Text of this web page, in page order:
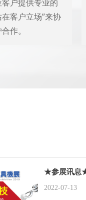
户提供专业的
客户立场”来协
作。
★参展讯息
普罗参展”
2022-07-13